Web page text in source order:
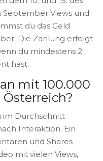
September Views und
du das Geld
Die Zahlung erfolgt
du mindestens 2
hast.
mit 100.000
im Durchschnitt
Interaktion. Ein
und Shares
mit vielen Views,